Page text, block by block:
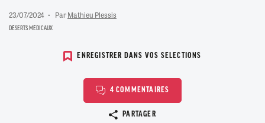
23/07/2024 ParMathieu Plessis
DÉSERTS MÉDICAUX
ENREGISTRER DANS VOS SELECTIONS
4 COMMENTAIRES
PARTAGER